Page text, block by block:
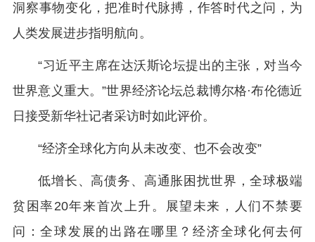
洞察事物变化，把准时代脉搏，作答时代之问，为
人类发展进步指明航向。
“习近平主席在达沃斯论坛提出的主张，对当今
世界意义重大。”世界经济论坛总裁博尔格·布伦德近
日接受新华社记者采访时如此评价。
“经济全球化方向从未改变、也不会改变”
低增长、高债务、高通胀困扰世界，全球极端
贫困率20年来首次上升。展望未来，人们不禁要
问：全球发展的出路在哪里？经济全球化何去何